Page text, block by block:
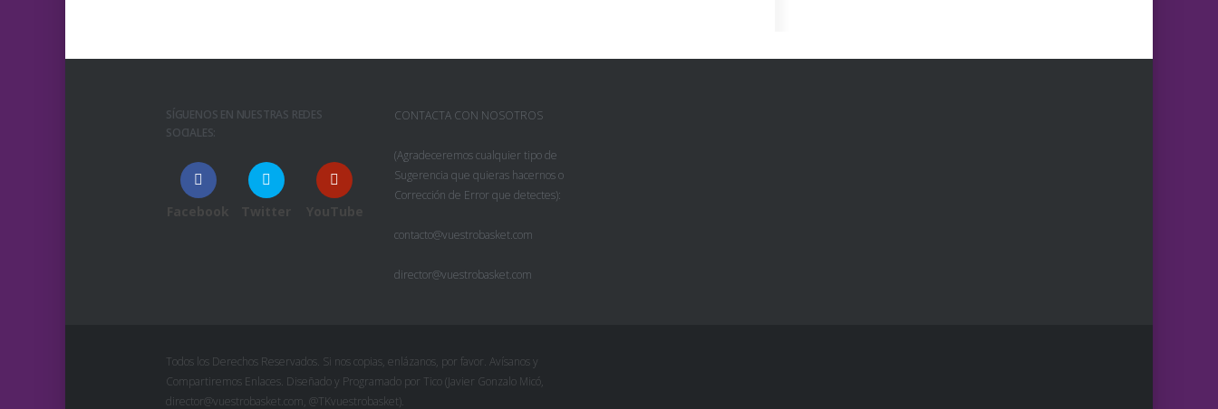
SÍGUENOS EN NUESTRAS REDES
SOCIALES:
Facebook Twitter YouTube
CONTACTA CON NOSOTROS
(Agradeceremos cualquier tipo de
Sugerencia que quieras hacernos o
Corrección de Error que detectes):
contacto@vuestrobasket.com
director@vuestrobasket.com
Todos los Derechos Reservados. Si nos copias, enlázanos, por favor. Avísanos y
Compartiremos Enlaces. Diseñado y Programado por Tico (Javier Gonzalo Micó,
director@vuestrobasket.com, @TKvuestrobasket).